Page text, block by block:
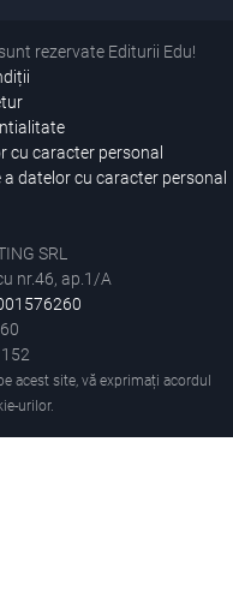
rezervate Editurii Edu!
cu caracter personal
datelor cu caracter personal
SRL
nr.46, ap.1/A
acest site, vă exprimați acordul
urilor.